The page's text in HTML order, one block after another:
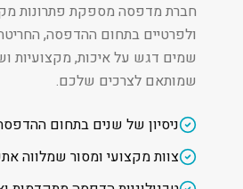
חברת מדפסה מספקת פתרונות
ולפרטיים בתחום ההדפסה,
שמים דגש על איכות, מקצועיות
שמותאם לצרכים שלכם.
ניסיון של שנים בתחום
צוות מקצועי ומסור שמלווה